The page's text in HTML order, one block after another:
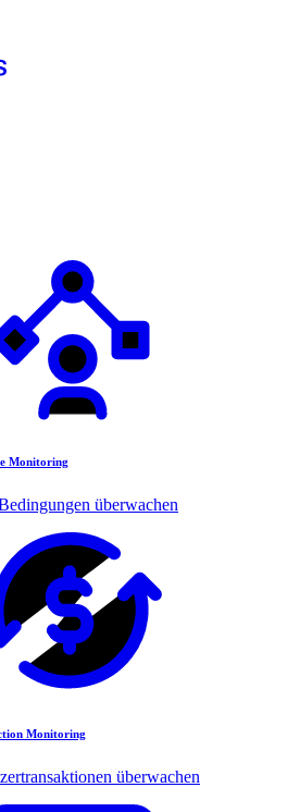
Monitoring
überwachen
Monitoring
überwachen